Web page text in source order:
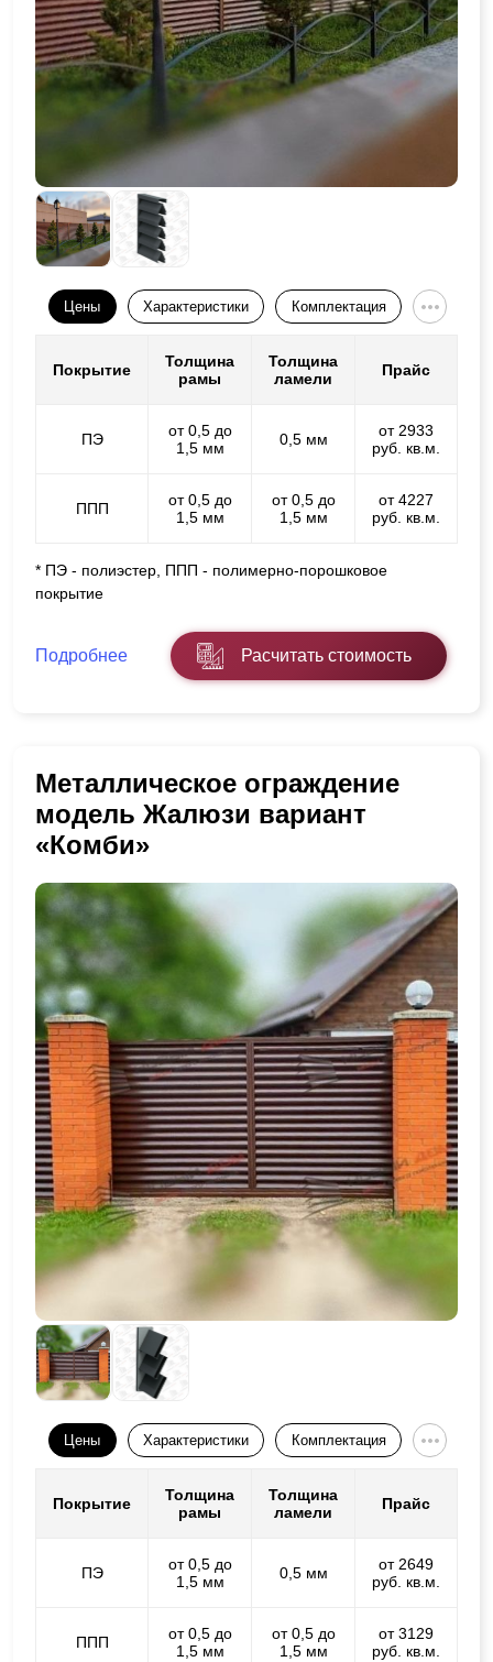
Цены Характеристики Комплектация
Покрытие
Толщина
рамы
Толщина
ламели
Прайс
ПЭ
от 0,5 до
1,5 мм
0,5 мм
от 2933
руб. кв.м.
ППП
от 0,5 до
1,5 мм
от 0,5 до
1,5 мм
от 4227
руб. кв.м.
* ПЭ - полиэстер, ППП - полимерно-порошковое
покрытие
Подробнее Расчитать стоимость
Металлическое ограждение
модель Жалюзи вариант
«Комби»
Цены Характеристики Комплектация
Покрытие
Толщина
рамы
Толщина
ламели
Прайс
ПЭ
от 0,5 до
1,5 мм
0,5 мм
от 2649
руб. кв.м.
ППП
от 0,5 до
1,5 мм
от 0,5 до
1,5 мм
от 3129
руб. кв.м.